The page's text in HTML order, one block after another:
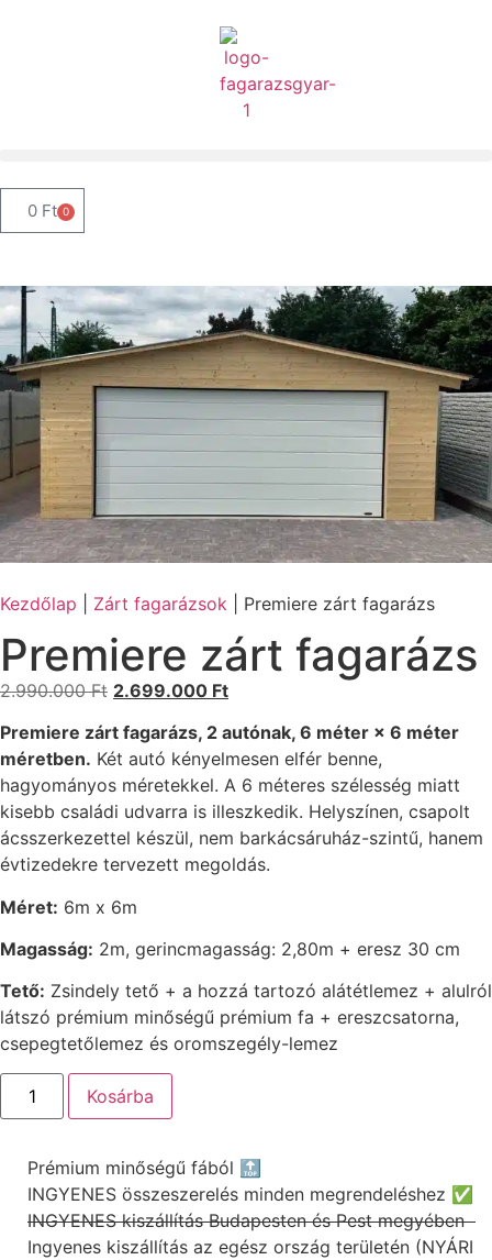
0 Ft 0
Kezdőlap Zárt fagarázsok Premiere zárt fagarázs
Premiere zárt fagarázs
2.990.000Ft 2.699.000 Ft
Premiere zárt fagarázs, 2 autónak, 6 méter × 6 méter
méretben. Két autó kényelmesen elfér benne,
hagyományos méretekkel. A 6 méteres szélesség miatt
kisebb családi udvarra is illeszkedik. Helyszínen, csapolt
ácsszerkezettel készül, nem barkácsáruház-szintű, hanem
évtizedekre tervezett megoldás.
Méret: 6m x 6m
Magasság: 2m, gerincmagasság: 2,80m + eresz 30 cm
Tető: Zsindely tető + a hozzá tartozó alátétlemez + alulról
látszó prémium minőségű prémium fa + ereszcsatorna,
csepegtetőlemez és oromszegély-lemez
Kosárba
Prémium minőségű fából 🔝
INGYENES összeszerelés minden megrendeléshez ✅
INGYENES kiszállítás Budapesten és Pest megyében
Ingyenes kiszállítás az egész ország területén (NYÁRI